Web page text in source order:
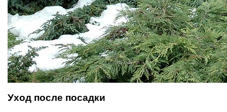
Уход после посадки